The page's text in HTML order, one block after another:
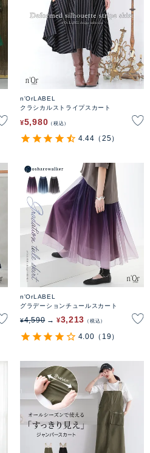
n'OrLABEL
クラシカルストライプスカート
¥5,980 税込
4.44 （25）
n'OrLABEL
グラデーションチュールスカート
¥4,590 ¥3,213 税込
4.00 （19）